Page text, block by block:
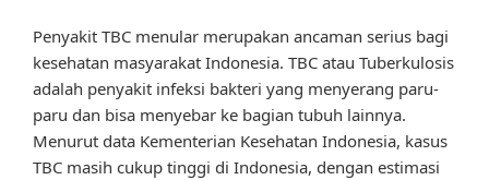
Penyakit TBC menular merupakan ancaman serius bagi
kesehatan masyarakat Indonesia. TBC atau Tuberkulosis
adalah penyakit infeksi bakteri yang menyerang paru-
paru dan bisa menyebar ke bagian tubuh lainnya.
Menurut data Kementerian Kesehatan Indonesia, kasus
TBC masih cukup tinggi di Indonesia, dengan estimasi